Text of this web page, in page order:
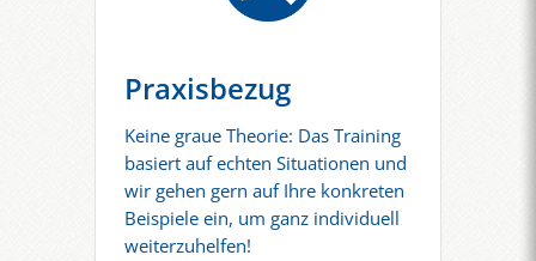
Praxisbezug
Keine graue Theorie: Das Training
basiert auf echten Situationen und
wir gehen gern auf Ihre konkreten
Beispiele ein, um ganz individuell
weiterzuhelfen!